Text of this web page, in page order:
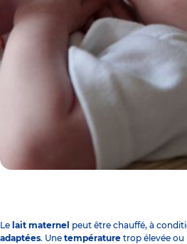
Le lait maternel peut être chauffé, à
adaptées. Une température trop élevée